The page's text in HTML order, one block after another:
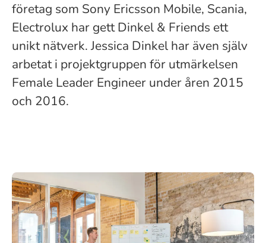
företag som Sony Ericsson Mobile, Scania,
Electrolux har gett Dinkel & Friends ett
unikt nätverk. Jessica Dinkel har även själv
arbetat i projektgruppen för utmärkelsen
Female Leader Engineer under åren 2015
och 2016.